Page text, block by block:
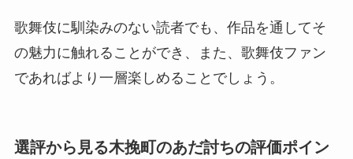
歌舞伎に馴染みのない読者でも、作品を通してそ
の魅力に触れることができ、また、歌舞伎ファン
であればより一層楽しめることでしょう。
選評から見る木挽町のあだ討ちの評価ポイン